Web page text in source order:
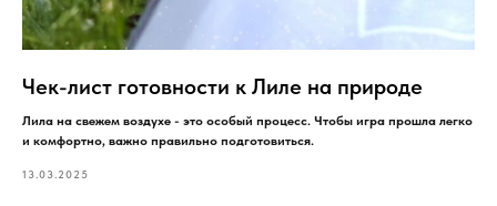
Чек-лист готовности к Лиле на природе
Лила на свежем воздухе - это особый процесс. Чтобы игра прошла легко
и комфортно, важно правильно подготовиться.
13.03.2025